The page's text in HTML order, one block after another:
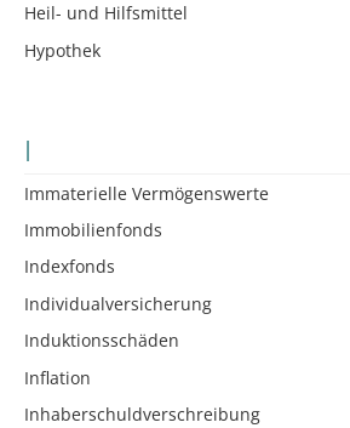
Heil- und Hilfsmittel
Hypothek
I
Immaterielle Vermögenswerte
Immobilienfonds
Indexfonds
Individualversicherung
Induktionsschäden
Inflation
Inhaberschuldverschreibung